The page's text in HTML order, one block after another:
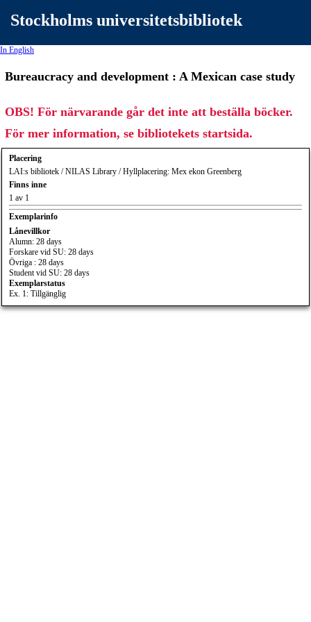
Stockholms universitetsbibliotek
In English
Bureaucracy and development : A Mexican case study
OBS! För närvarande går det inte att beställa böcker.
För mer information, se bibliotekets startsida.
Placering
LAI:s bibliotek / NILAS Library / Hyllplacering: Mex ekon Greenberg
Finns inne
1 av 1
Exemplarinfo
Lånevillkor
Alumn: 28 days
Forskare vid SU: 28 days
Övriga : 28 days
Student vid SU: 28 days
Exemplarstatus
Ex. 1: Tillgänglig